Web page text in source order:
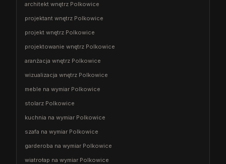
architekt wnętrz Polkowice
projektant wnętrz Polkowice
projekt wnętrz Polkowice
projektowanie wnętrz Polkowice
aranżacja wnętrz Polkowice
wizualizacja wnętrz Polkowice
meble na wymiar Polkowice
stolarz Polkowice
kuchnia na wymiar Polkowice
szafa na wymiar Polkowice
garderoba na wymiar Polkowice
wiatrołap na wymiar Polkowice